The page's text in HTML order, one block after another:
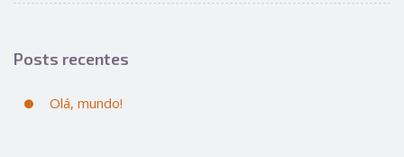
Posts recentes
Olá, mundo!